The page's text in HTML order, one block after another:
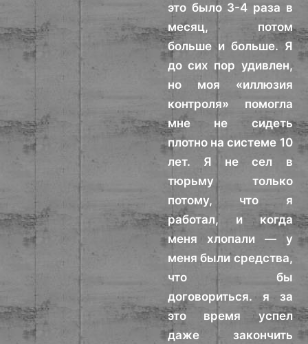
это было 3-4 раза в
месяц, потом
больше и больше. Я
до сих пор удивлен,
но моя «иллюзия
контроля» помогла
мне не сидеть
плотно на системе 10
лет. Я не сел в
тюрьму только
потому, что я
работал, и когда
меня хлопали — у
меня были средства,
что бы
договориться. я за
это время успел
даже закончить